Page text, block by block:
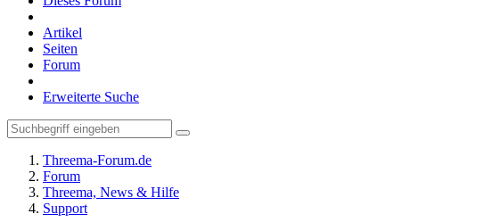
Artikel
Seiten
Forum
Erweiterte Suche
Threema-Forum.de
Forum
Threema, News & Hilfe
Support